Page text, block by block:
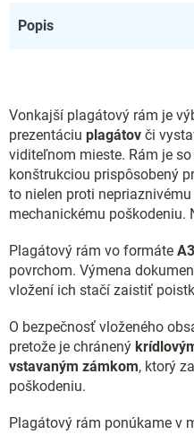
Popis
Vonkajší plagátový rám je
prezentáciu plagátov či
viditeľnom mieste. Rám je
konštrukciou prispôsobený
to nielen proti
mechanickému poškodeniu.
Plagátový rám vo formáte A3
povrchom. Výmena
vložení ich stačí zaistiť
O bezpečnosť vloženého
pretože je chránený
vstavaným zámkom, ktorý
poškodeniu.
Plagátový rám ponúkame v